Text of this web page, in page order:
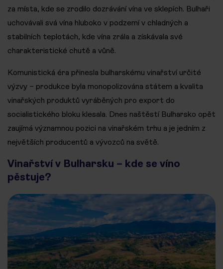
za místa, kde se zrodilo dozrávání vína ve sklepích. Bulhaři
uchovávali svá vína hluboko v podzemí v chladných a
stabilních teplotách, kde vína zrála a získávala své
charakteristické chutě a vůně.
Komunistická éra přinesla bulharskému vinařství určité
výzvy – produkce byla monopolizována státem a kvalita
vinařských produktů vyráběných pro export do
socialistického bloku klesala. Dnes naštěstí Bulharsko opět
zaujímá významnou pozici na vinařském trhu a je jedním z
největších producentů a vývozců na světě.
Vinařství v Bulharsku – kde se víno
pěstuje?